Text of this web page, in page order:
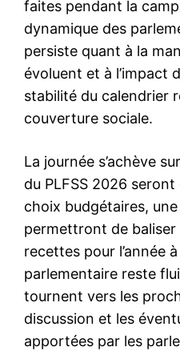
faites pendant la
dynamique des
persiste quant à la
évoluent et à l’impact
stabilité du calendrier
couverture sociale.
La journée s’achève
du PLFSS 2026
choix budgétaires,
permettront de baliser
recettes pour l’année
parlementaire reste
tournent vers les
discussion et les
apportées par les